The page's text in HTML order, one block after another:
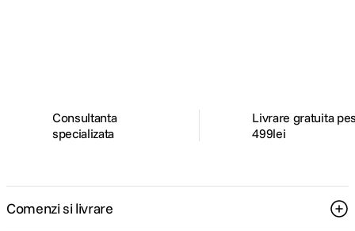
Consultanta
specializata
Livrare gratuita
499lei
Comenzi si livrare